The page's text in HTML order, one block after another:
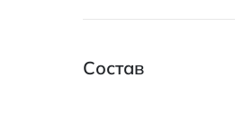
Состав